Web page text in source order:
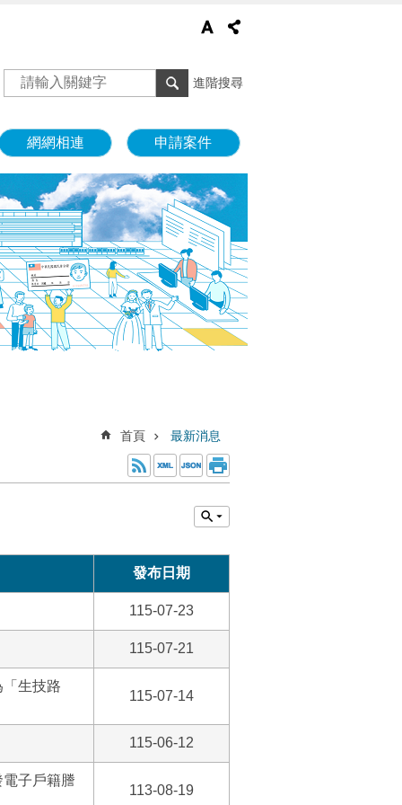
進階搜尋
網網相連 申請案件
首頁 最新消息
發布日期
115-07-23
115-07-21
生技路
115-07-14
115-06-12
子戶籍謄
113-08-19